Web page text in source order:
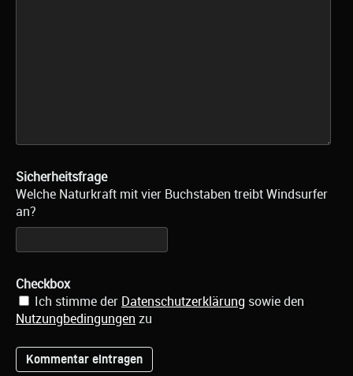
Sicherheitsfrage
Welche Naturkraft mit vier Buchstaben treibt Windsurfer
an?
Checkbox
Ich stimme der Datenschutzerklärung sowie den
Nutzungbedingungen zu